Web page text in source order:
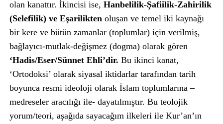
olan kanattır. İkincisi ise, Hanbelilik-Şafiilik-Zahirilik
(Selefilik) ve Eşarilikten oluşan ve temel iki kaynağı
bir kere ve bütün zamanlar (toplumlar) için verilmiş,
bağlayıcı-mutlak-değişmez (dogma) olarak gören
‘Hadis/Eser/Sünnet Ehli’dir. Bu ikinci kanat,
‘Ortodoksi’ olarak siyasal iktidarlar tarafından tarih
boyunca resmi ideoloji olarak İslam toplumlarına –
medreseler aracılığı ile- dayatılmıştır. Bu teolojik
yorum/teori, aşağıda sayacağım ilkeleri ile Kur’an’ın